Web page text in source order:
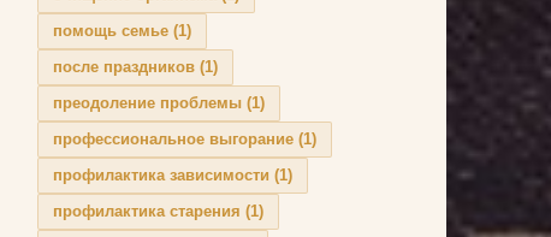
помощь семье (1)
после праздников (1)
преодоление проблемы (1)
профессиональное выгорание (1)
профилактика зависимости (1)
профилактика старения (1)